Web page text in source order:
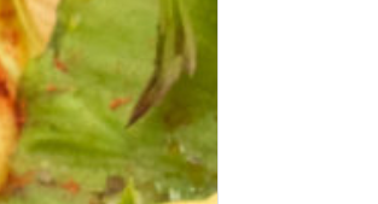
Mini Falafel Bites
vegan